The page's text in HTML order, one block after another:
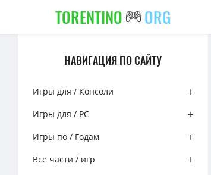
TORENTINO ORG
НАВИГАЦИЯ ПО САЙТУ
Игры для / Консоли
Игры для / PC
Игры по / Годам
Все части / игр